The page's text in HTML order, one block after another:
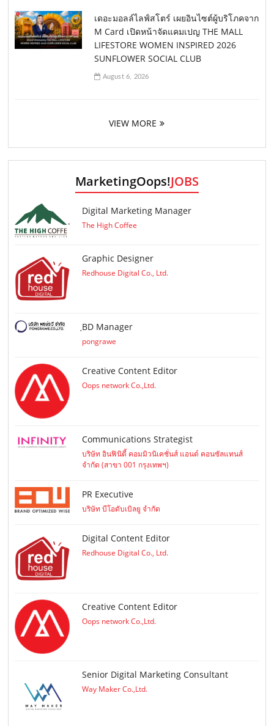
เดอะมอลล์ไลฟ์สโตร์ เผยอินไซต์ผู้บริโภคจาก
M Card เปิดหน้าจัดแคมเปญ THE MALL
LIFESTORE WOMEN INSPIRED 2026
SUNFLOWER SOCIAL CLUB
August 6, 2026
VIEW MORE
MarketingOops!JOBS
Digital Marketing Manager
The High Coffee
Graphic Designer
Redhouse Digital Co., Ltd.
ฺBD Manager
pongrawe
Creative Content Editor
Oops network Co.,Ltd.
Communications Strategist
บริษัท อินฟินิตี้ คอมมิวนิเคชั่นส์ แอนด์ คอนซัลแทนส์
จำกัด (สาขา 001 กรุงเทพฯ)
PR Executive
บริษัท บีโอดับเบิลยู จำกัด
Digital Content Editor
Redhouse Digital Co., Ltd.
Creative Content Editor
Oops network Co.,Ltd.
Senior Digital Marketing Consultant
Way Maker Co.,Ltd.